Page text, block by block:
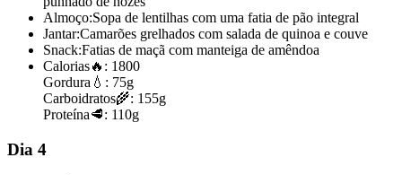
Almoço:Sopa de lentilhas com uma fatia de pão integral
Jantar:Camarões grelhados com salada de quinoa e couve
Snack:Fatias de maçã com manteiga de amêndoa
Calorias🔥: 1800
Gordura 💧: 75g
Carboidratos🌾: 155g
Proteína🥩: 110g
Dia 4